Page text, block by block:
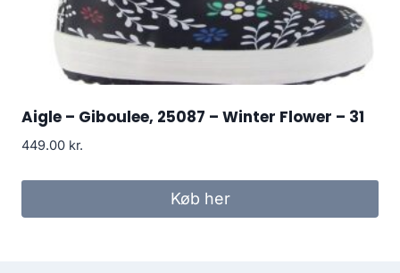
Aigle – Giboulee, 25087 – Winter Flower – 31
449.00 kr.
Køb her